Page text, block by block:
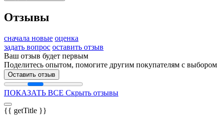
Отзывы
сначала новые оценка
задать вопрос оставить отзыв
Ваш отзыв будет первым
Поделитесь опытом, помогите другим покупателям с выбором
Оставить отзыв
ПОКАЗАТЬ ВСЕ Скрыть отзывы
{{ getTitle }}